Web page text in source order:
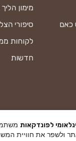
כאם
מימון
סיפורי
לקוחות
חדשות
ולשפר את חוויית